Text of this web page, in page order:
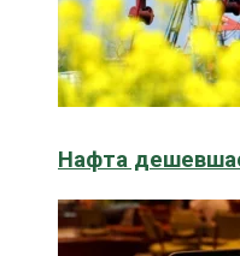
Нафта